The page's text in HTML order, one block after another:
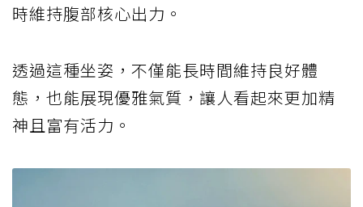
時維持腹部核心出力。
透過這種坐姿，不僅能長時間維持良好體
態，也能展現優雅氣質，讓人看起來更加精
神且富有活力。